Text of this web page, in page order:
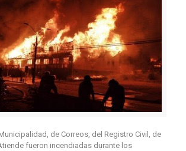
de Correos, del Registro Civil, de
fueron incendiadas durante los